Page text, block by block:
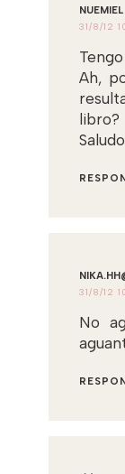
NUEMIEL
31/8/12
Ah,
libro?
31/8/12
No